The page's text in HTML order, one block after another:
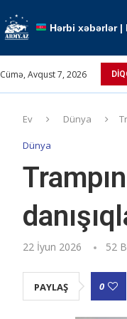
Hərbi xəbərlər |
Cümə, Avqust 7, 2026
Ev Dünya
Dünya
22 İyun 2026 52
PAYLAŞ 0